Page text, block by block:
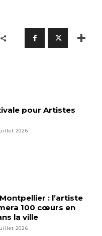
pour Artistes
2026
: l’artiste
100 cœurs en
la ville
2026